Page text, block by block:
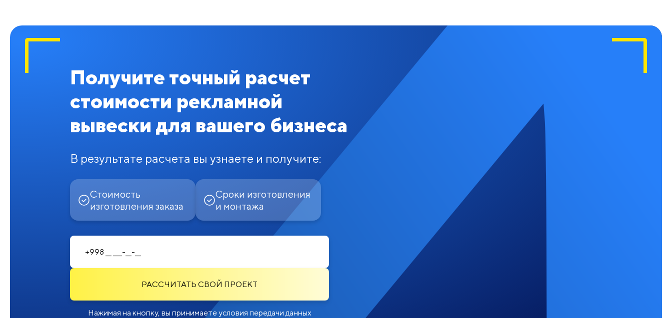
Получите точный расчет
стоимости рекламной
вывески для вашего бизнеса
В результате расчета вы узнаете и получите:
Стоимость
изготовления заказа
Сроки изготовления
и монтажа
РАССЧИТАТЬ СВОЙ ПРОЕКТ
Нажимая на кнопку, вы принимаете условия передачи данных